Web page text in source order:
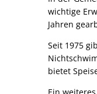
wichtige
Jahren
Seit 1975
bietet